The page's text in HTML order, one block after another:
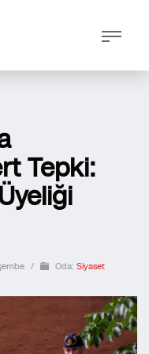
Tepki:
/ Oda: Siyaset